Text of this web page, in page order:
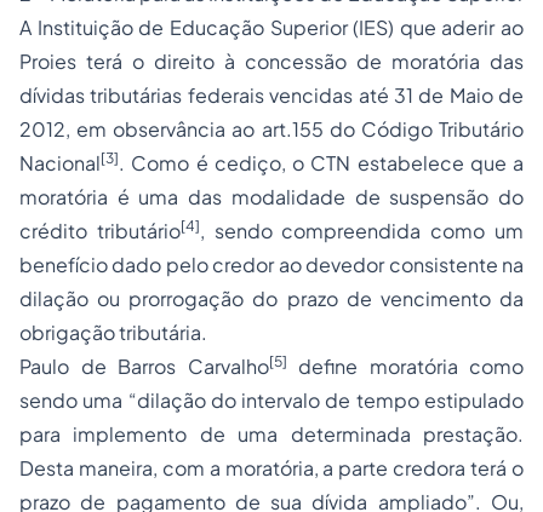
A Instituição de Educação Superior (IES) que aderir ao
Proies terá o direito à concessão de moratória das
dívidas tributárias federais vencidas até 31 de Maio de
2012, em observância ao art.155 do Código Tributário
Nacional[3]. Como é cediço, o CTN estabelece que a
moratória é uma das modalidade de suspensão do
crédito tributário[4], sendo compreendida como um
benefício dado pelo credor ao devedor consistente na
dilação ou prorrogação do prazo de vencimento da
obrigação tributária.
Paulo de Barros Carvalho[5]
define moratória como
sendo uma “dilação do intervalo de tempo estipulado
para implemento de uma determinada prestação.
Desta maneira, com a moratória, a parte credora terá o
prazo de pagamento de sua dívida ampliado”. Ou,